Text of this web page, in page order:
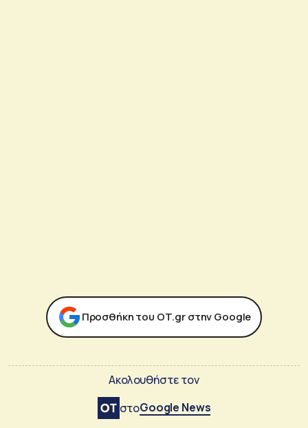
Προσθήκη του ΟΤ.gr στην Google
Ακολουθήστε τον
στοGoogle News